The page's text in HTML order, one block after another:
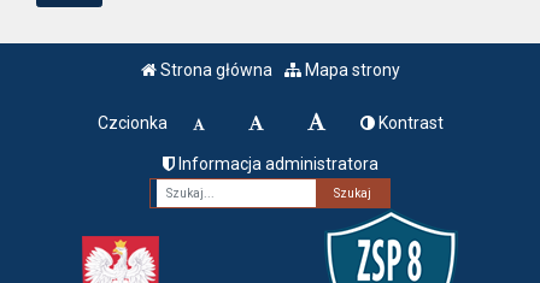
Strona główna Mapa strony
Czcionka Kontrast
Informacja administratora
Fraza